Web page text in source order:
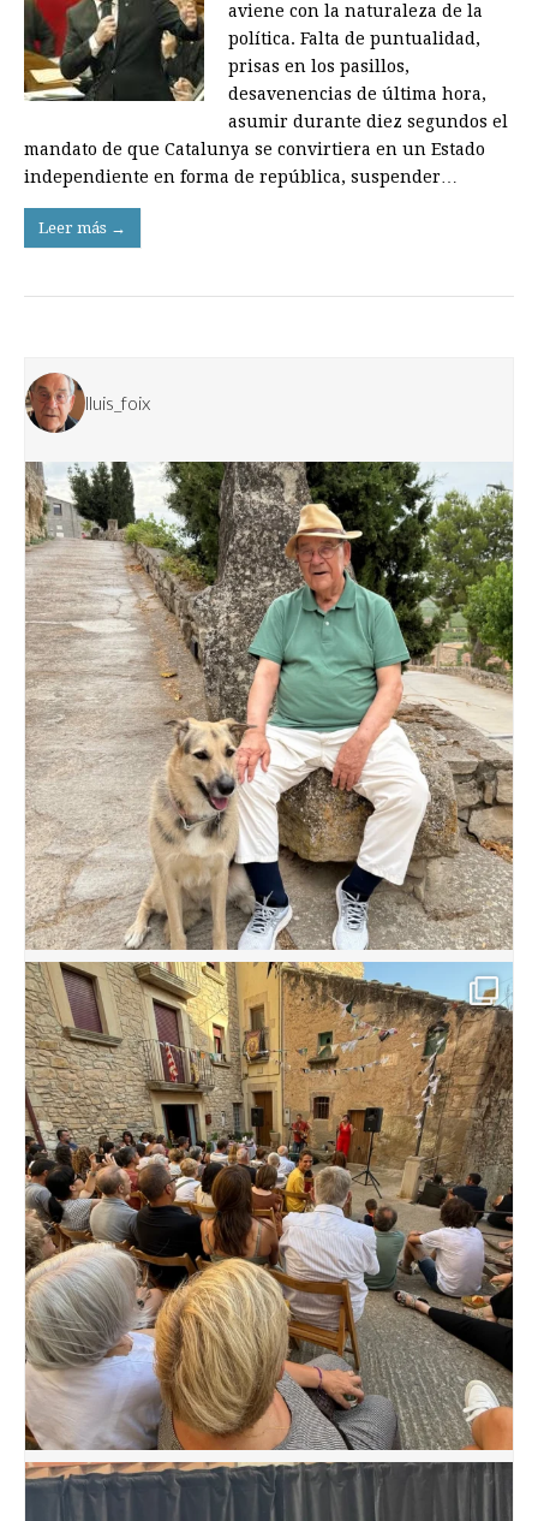
aviene con la naturaleza de la
política. Falta de puntualidad,
prisas en los pasillos,
desavenencias de última hora,
asumir durante diez segundos el
mandato de que Catalunya se convirtiera en un Estado
independiente en forma de república, suspender…
Leer más →
lluis_foix